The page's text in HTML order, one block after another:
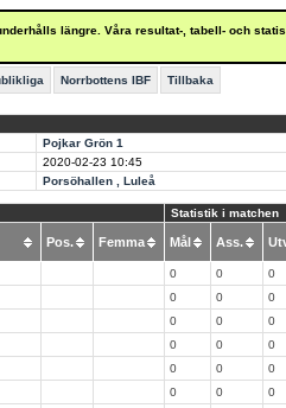
längre. Våra resultat-, tabell- och
Norrbottens IBF Tillbaka
Pojkar Grön 1
2020-02-23 10:45
Porsöhallen , Luleå
Statistik i matchen
Pos. Femma Mål Ass.
0 0
0
0 0
0
0 0
0
0 0
0
0 0
0
0 0
0